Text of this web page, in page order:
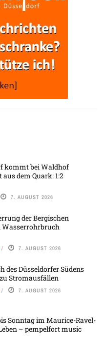
kommt bei Waldhof
dem Quark: 1:2
7. AUGUST 2026
der Bergischen
Wasserrohrbruch
7. AUGUST 2026
des Düsseldorfer Südens
Stromausfällen
7. AUGUST 2026
Sonntag im Maurice-Ravel-
– pempelfort music